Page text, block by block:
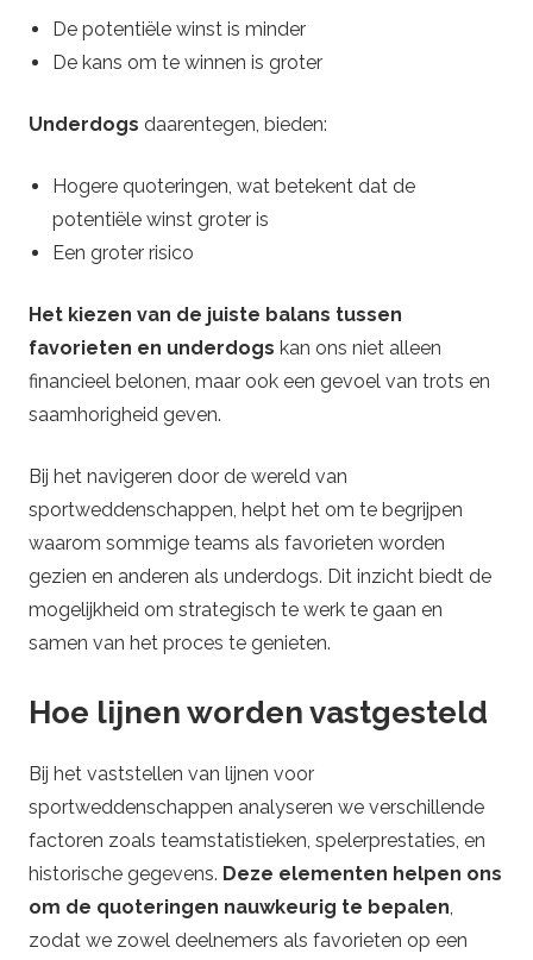
De potentiële winst is minder
De kans om te winnen is groter
Underdogs daarentegen, bieden:
Hogere quoteringen, wat betekent dat de
potentiële winst groter is
Een groter risico
Het kiezen van de juiste balans tussen
favorieten en underdogs kan ons niet alleen
financieel belonen, maar ook een gevoel van trots en
saamhorigheid geven.
Bij het navigeren door de wereld van
sportweddenschappen, helpt het om te begrijpen
waarom sommige teams als favorieten worden
gezien en anderen als underdogs. Dit inzicht biedt de
mogelijkheid om strategisch te werk te gaan en
samen van het proces te genieten.
Hoe lijnen worden vastgesteld
Bij het vaststellen van lijnen voor
sportweddenschappen analyseren we verschillende
factoren zoals teamstatistieken, spelerprestaties, en
historische gegevens. Deze elementen helpen ons
om de quoteringen nauwkeurig te bepalen
zodat we zowel deelnemers als favorieten op een